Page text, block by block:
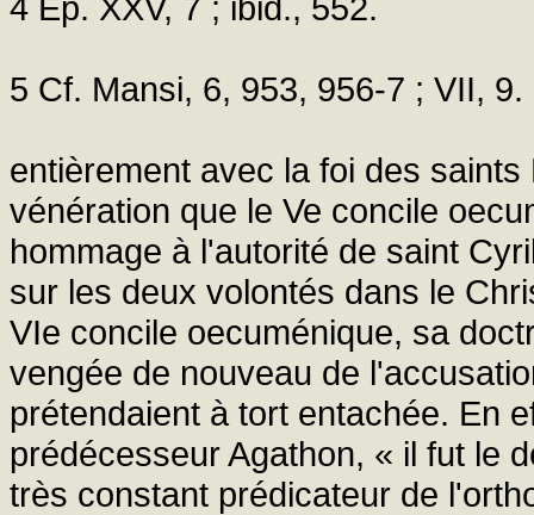
5 Cf. Mansi, 6, 953, 956-7 ; VII, 9.
entièrement avec la foi des
vénération que le Ve concile
hommage à l'autorité de saint
sur les deux volontés dans le
VIe concile oecuménique, sa
vengée de nouveau de
prétendaient à tort entachée. En
prédécesseur Agathon, « il fut le
très constant prédicateur de